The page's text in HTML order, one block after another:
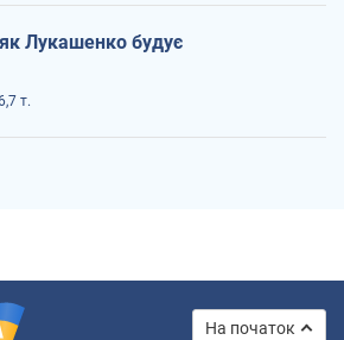
Лукашенко будує
т.
На початок